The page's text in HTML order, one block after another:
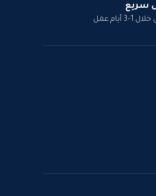
سريع
أيام عمل